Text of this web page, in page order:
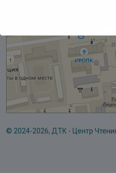
© 2024-2026, ДТК - Центр